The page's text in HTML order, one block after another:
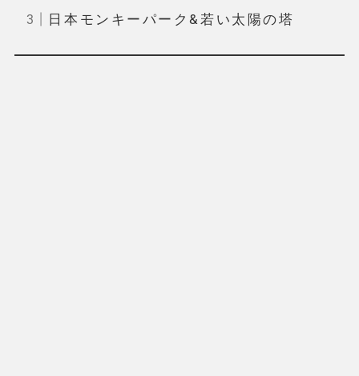
日本モンキーパーク&若い太陽の塔